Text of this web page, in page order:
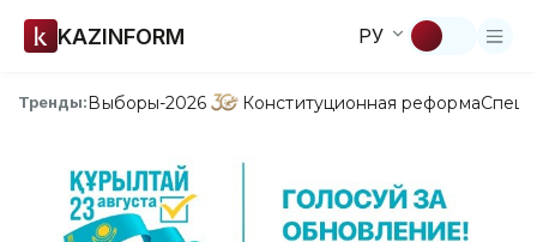
KAZINFORM РУ
Тренды:Выборы-2026 Конституционная реформа